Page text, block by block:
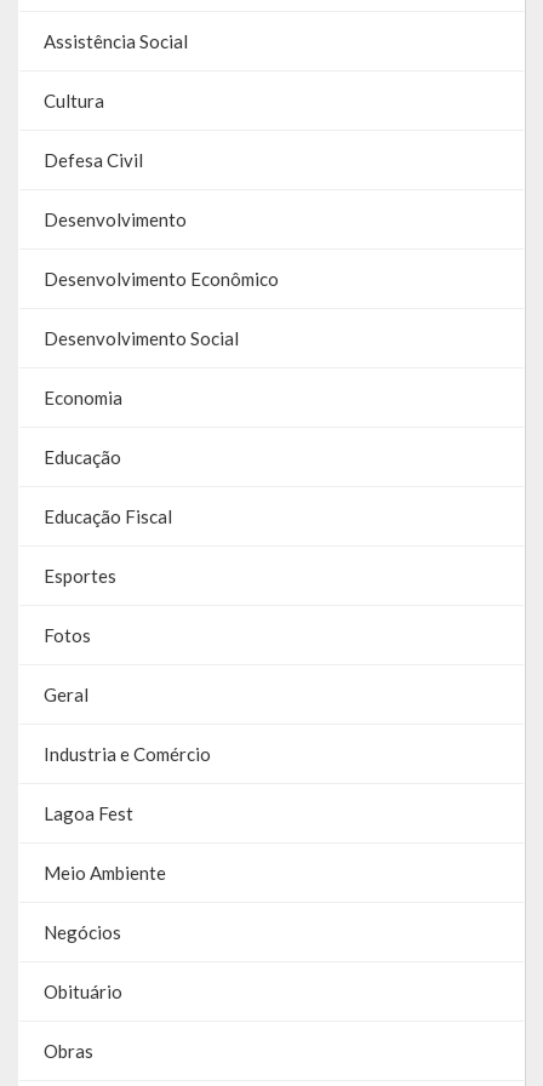
Planos
Publicações Oficiais
SIAFIC
LicitaCon Cidadão
Prestação de Contas
Demonstrativos Contábeis
Assistência Social
Cultura
Defesa Civil
Desenvolvimento
Desenvolvimento Econômico
Desenvolvimento Social
Economia
Educação
Educação Fiscal
Esportes
Fotos
Geral
Industria e Comércio
Lagoa Fest
Meio Ambiente
Negócios
Obituário
Obras